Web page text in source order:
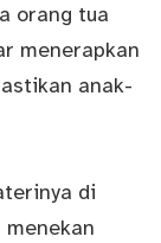
orang tua
menerapkan
anak-
di